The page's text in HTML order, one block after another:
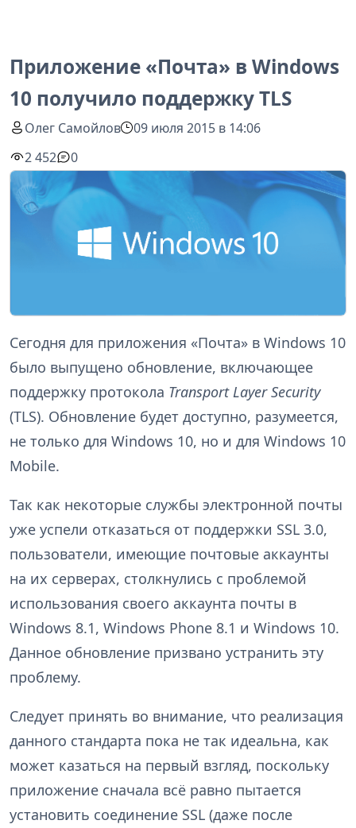
Приложение «Почта» в Windows
10 получило поддержку TLS
Олег Самойлов
09 июля 2015 в 14:06
2 452
0
Сегодня для приложения «Почта» в Windows 10
было выпущено обновление, включающее
поддержку протокола Transport Layer Security
(TLS). Обновление будет доступно, разумеется,
не только для Windows 10, но и для Windows 10
Mobile.
Так как некоторые службы электронной почты
уже успели отказаться от поддержки SSL 3.0,
пользователи, имеющие почтовые аккаунты
на их серверах, столкнулись с проблемой
использования своего аккаунта почты в
Windows 8.1, Windows Phone 8.1 и Windows 10.
Данное обновление призвано устранить эту
проблему.
Следует принять во внимание, что реализация
данного стандарта пока не так идеальна, как
может казаться на первый взгляд, поскольку
приложение сначала всё равно пытается
установить соединение SSL (даже после